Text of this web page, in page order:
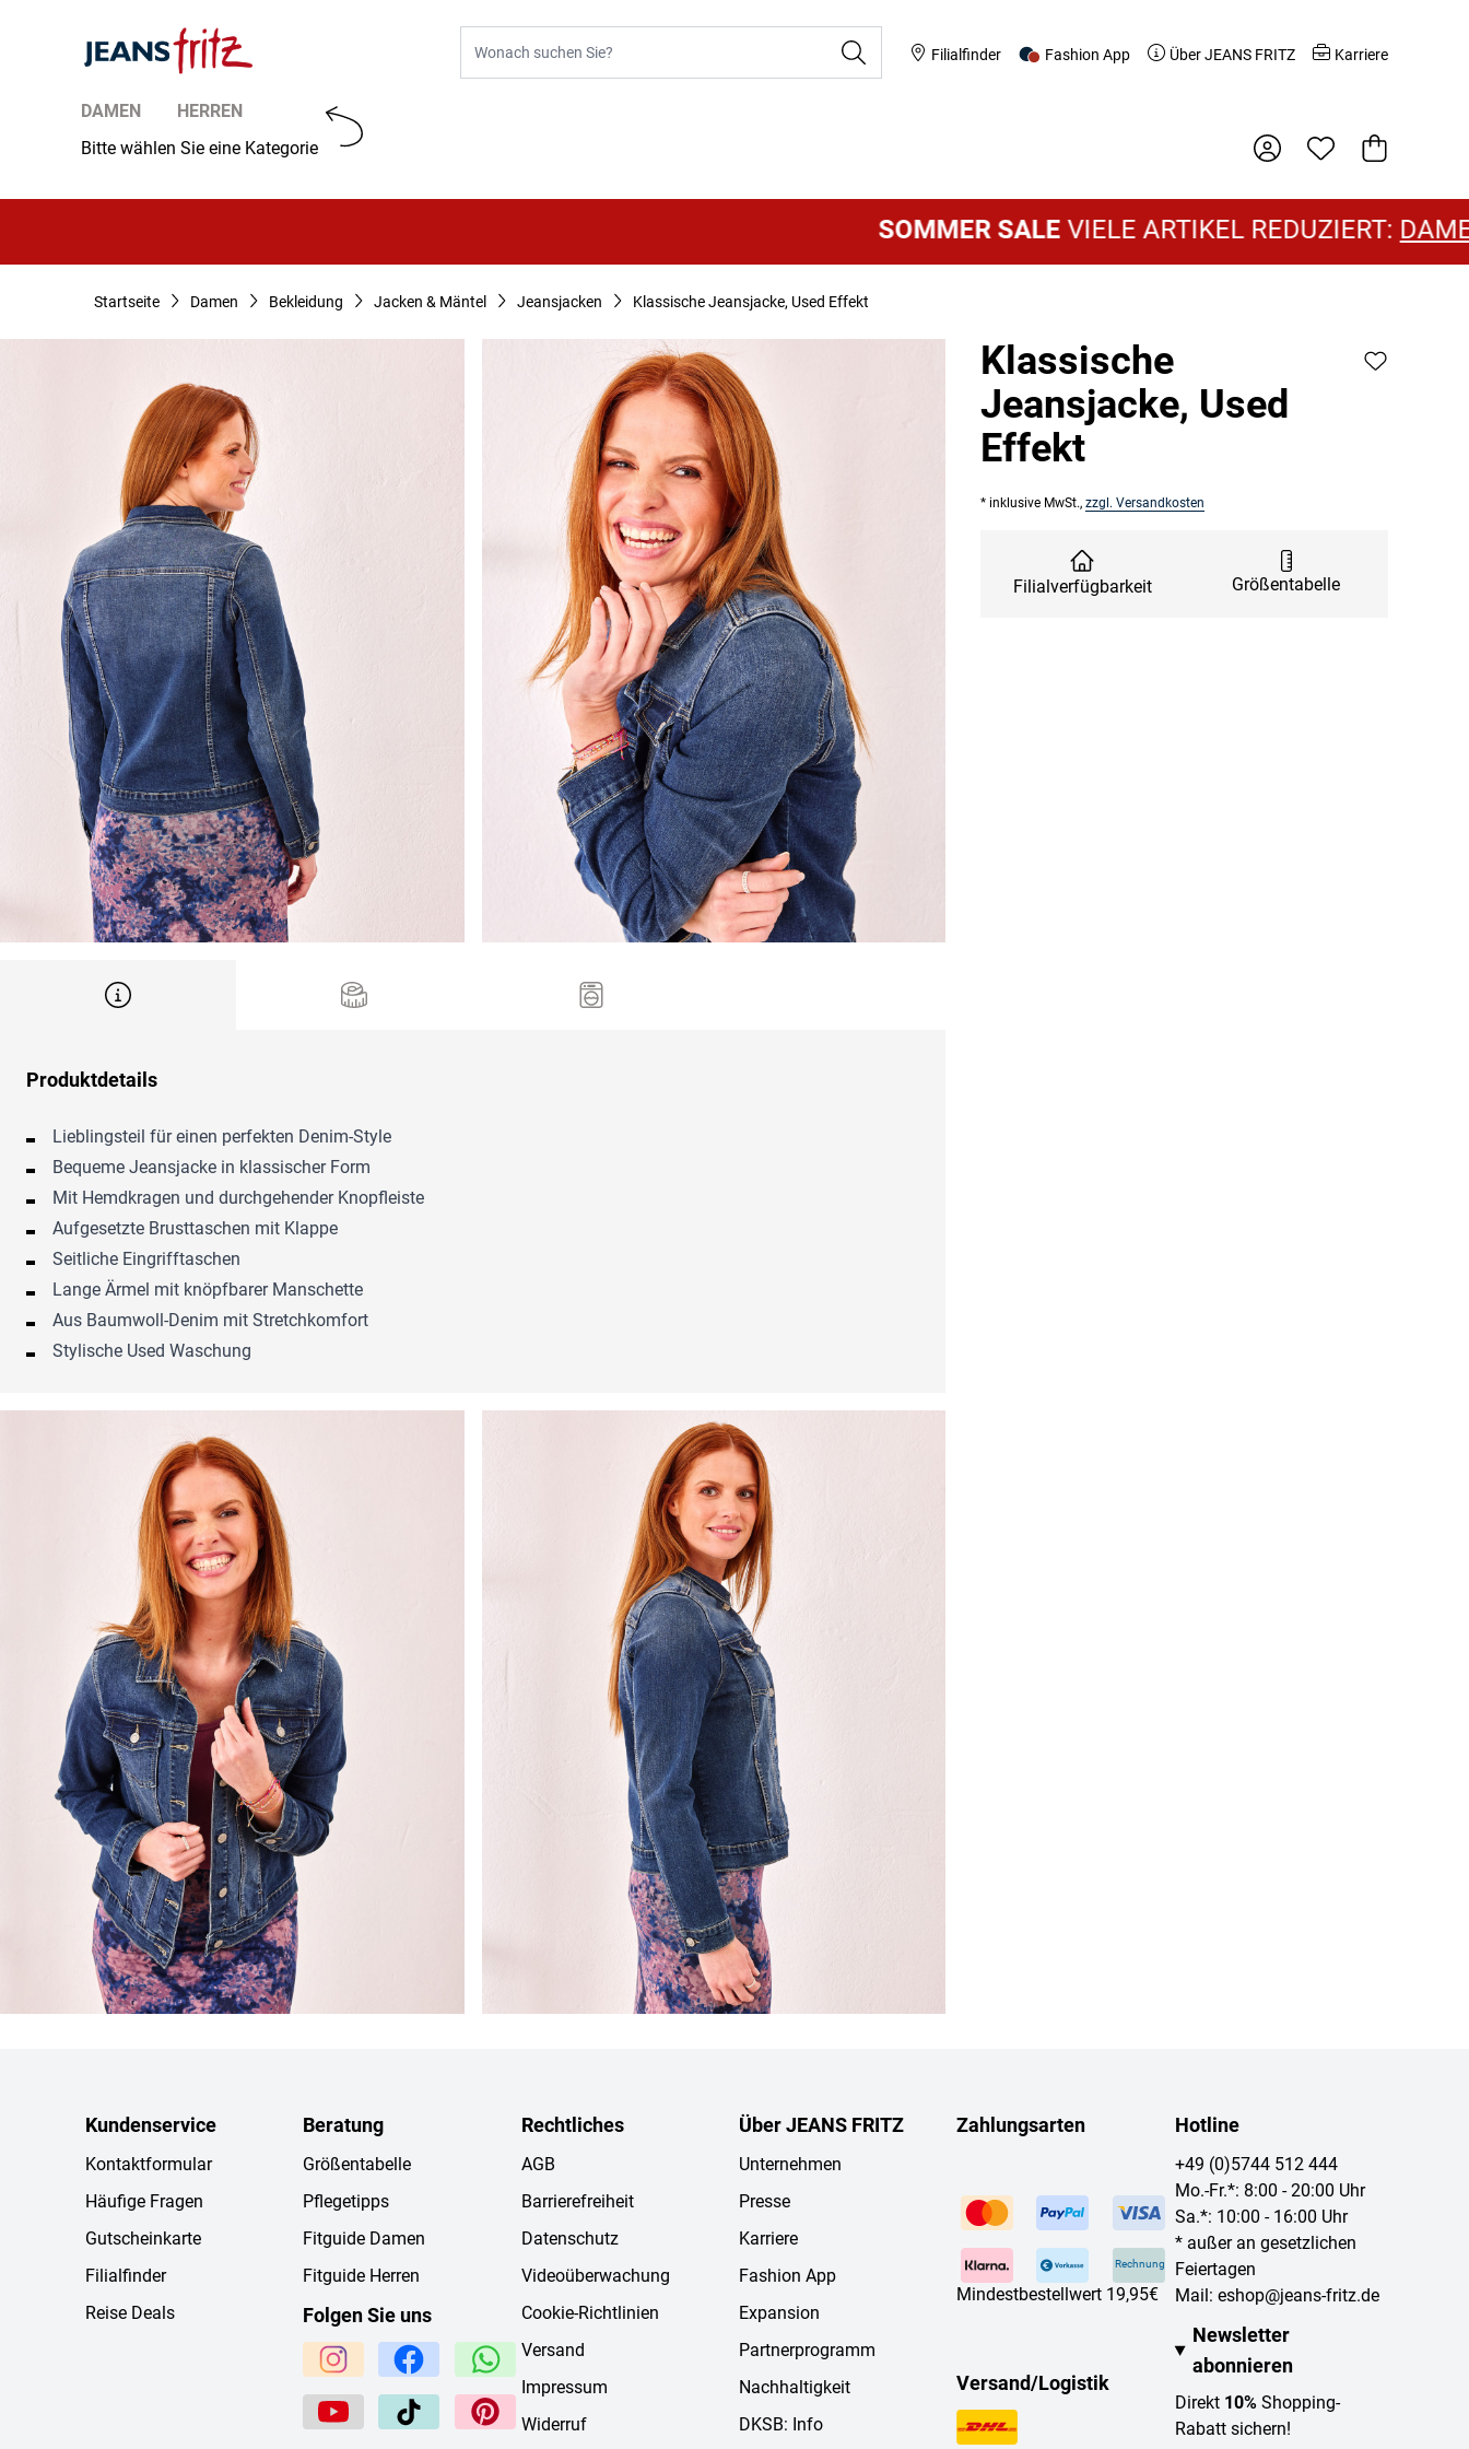
Filialfinder Fashion App Über JEANS FRITZ Karriere
DAMEN
HERREN
Bitte wählen Sie eine Kategorie
Warenkorb
SOMMER SALEVIELE ARTIKEL REDUZIERT:DAMEN SALE
Startseite Damen Bekleidung Jacken & Mäntel Jeansjacken Klassische Jeansjacke, Used Effekt
Produktdetails
Lieblingsteil für einen perfekten Denim-Style
Bequeme Jeansjacke in klassischer Form
Mit Hemdkragen und durchgehender Knopfleiste
Aufgesetzte Brusttaschen mit Klappe
Seitliche Eingrifftaschen
Lange Ärmel mit knöpfbarer Manschette
Aus Baumwoll-Denim mit Stretchkomfort
Stylische Used Waschung
Klassische
Jeansjacke, Used
Effekt
* inklusive MwSt., zzgl. Versandkosten
Filialverfügbarkeit Größentabelle
Kundenservice
Kontaktformular
Häufige Fragen
Gutscheinkarte
Filialfinder
Reise Deals
Beratung
Größentabelle
Pflegetipps
Fitguide Damen
Fitguide Herren
Folgen Sie uns
Rechtliches
AGB
Barrierefreiheit
Datenschutz
Videoüberwachung
Cookie-Richtlinien
Versand
Impressum
Widerruf
Über JEANS FRITZ
Unternehmen
Presse
Karriere
Fashion App
Expansion
Partnerprogramm
Nachhaltigkeit
DKSB: Info
Zahlungsarten
Rechnung
Mindestbestellwert 19,95€
Versand/Logistik
Hotline
+49 (0)5744 512 444
Mo.-Fr.*: 8:00 - 20:00 Uhr
Sa.*: 10:00 - 16:00 Uhr
* außer an gesetzlichen
Feiertagen
Mail: eshop@jeans-fritz.de
Newsletter
abonnieren
Direkt 10%Shopping-
Rabatt sichern!